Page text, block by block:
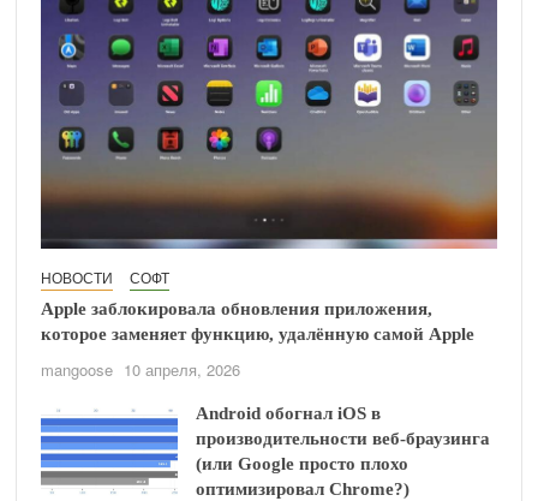
НОВОСТИ СОФТ
Apple заблокировала обновления приложения,
которое заменяет функцию, удалённую самой Apple
mangoose 10 апреля, 2026
Android обогнал iOS в
производительности веб-браузинга
(или Google просто плохо
оптимизировал Chrome?)